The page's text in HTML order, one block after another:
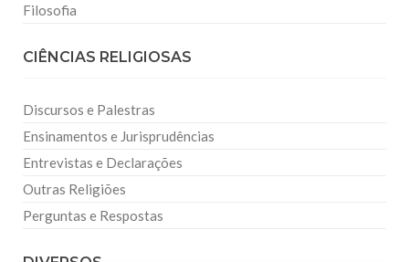
Filosofia
CIÊNCIAS RELIGIOSAS
Discursos e Palestras
Ensinamentos e Jurisprudências
Entrevistas e Declarações
Outras Religiões
Perguntas e Respostas